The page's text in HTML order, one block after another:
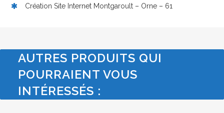
Création Site Internet Montgaroult – Orne – 61
AUTRES PRODUITS QUI
POURRAIENT VOUS
INTÉRESSÉS :